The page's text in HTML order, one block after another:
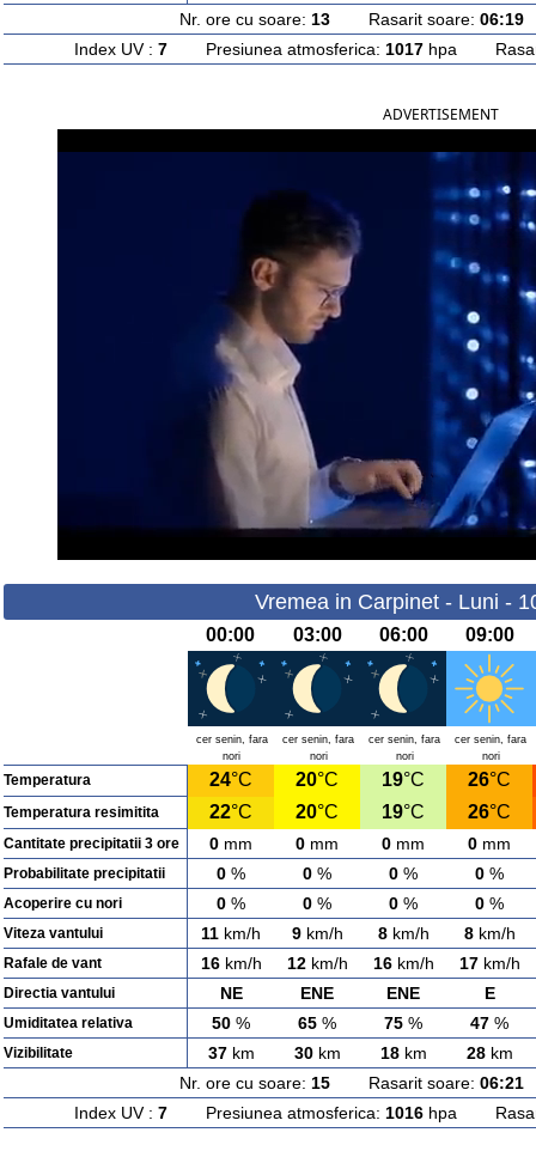
Nr. ore cu soare: 13Rasarit soare: 06:19
Index UV : 7Presiunea atmosferica: 1017hpa
ADVERTISEMENT
Vremea in Carpinet - Luni -
00:00 03:00 06:00 09:00
cer senin, fara
nori
cer senin, fara
nori
cer senin, fara
nori
cer senin, fara
nori
Temperatura 24°C 20°C 19°C 26°C
Temperatura resimitita 22°C 20°C 19°C 26°C
Cantitate precipitatii 3 ore 0 mm 0 mm 0 mm 0 mm
Probabilitate precipitatii 0 % 0 % 0 % 0 %
Acoperire cu nori 0 % 0 % 0 % 0 %
Viteza vantului 11 km/h 9km/h 8km/h 8km/h
Rafale de vant 16km/h 12km/h 16km/h 17km/h
Directia vantului NE ENE ENE E
Umiditatea relativa 50 % 65 % 75 % 47 %
Vizibilitate 37km 30km 18km 28km
Nr. ore cu soare: 15Rasarit soare: 06:21
Index UV : 7Presiunea atmosferica: 1016hpa